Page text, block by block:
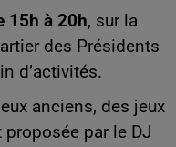
15h à 20h, sur la
des Présidents
d’activités.
anciens, des jeux
par le DJ